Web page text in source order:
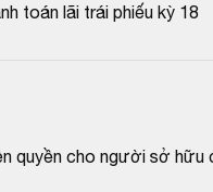
toán lãi trái phiếu kỳ 18
quyền cho người sở hữu